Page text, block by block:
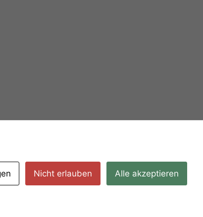
Nicht erlauben Alle akzeptieren